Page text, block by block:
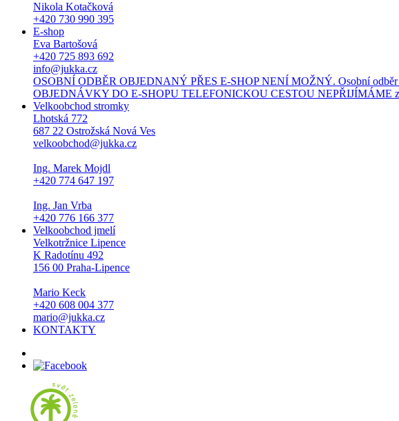
Nikola Kotačková
+420 730 990 395
E-shop
Eva Bartošová
+420 725 893 692
info@jukka.cz
OSOBNÍ ODBĚR OBJEDNANÝ PŘES E-SHOP NENÍ MOŽNÝ. Osobní odběr
OBJEDNÁVKY DO E-SHOPU TELEFONICKOU CESTOU NEPŘIJÍMÁME z
Velkoobchod stromky
Lhotská 772
687 22 Ostrožská Nová Ves
velkoobchod@jukka.cz
Ing. Marek Mojdl
+420 774 647 197
Ing. Jan Vrba
+420 776 166 377
Velkoobchod jmelí
Velkotržnice Lipence
K Radotínu 492
156 00 Praha-Lipence
Mario Keck
+420 608 004 377
mario@jukka.cz
KONTAKTY